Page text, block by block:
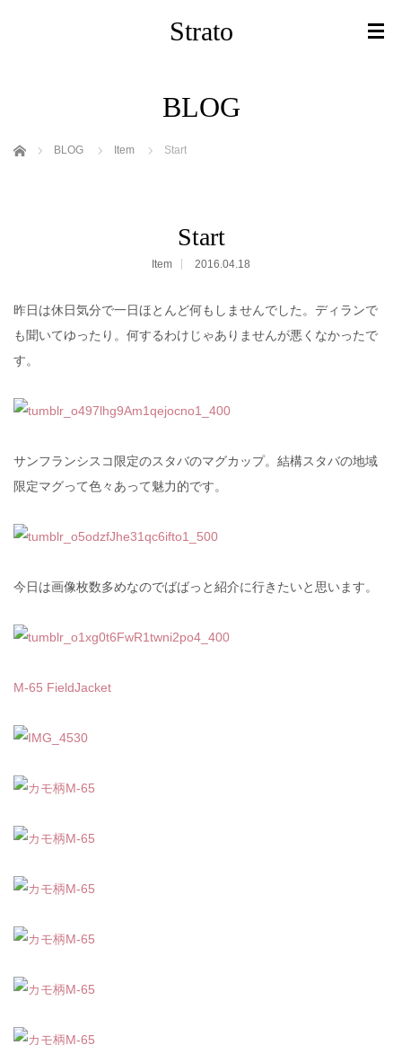
Strato
BLOG
ホーム BLOG Item Start
Start
Item 2016.04.18
昨日は休日気分で一日ほとんど何もしませんでした。ディランで
も聞いてゆったり。何するわけじゃありませんが悪くなかったで
す。
サンフランシスコ限定のスタバのマグカップ。結構スタバの地域
限定マグって色々あって魅力的です。
今日は画像枚数多めなのでばばっと紹介に行きたいと思います。
M-65 FieldJacket